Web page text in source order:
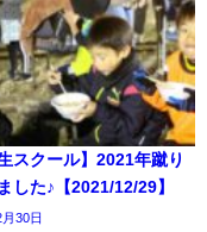
スクール】2021年蹴り
した♪【2021/12/29】
30日